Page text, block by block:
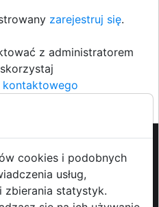
zarejestruj się.
z administratorem
-Pomoc (FAQ)-Patronat
- Redakcja i
z mediami
cookies i podobnych
usług,
zbierania statystyk.